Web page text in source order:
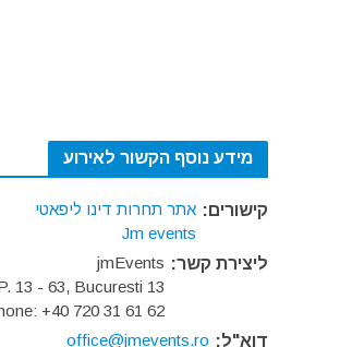
מידע נוסף הקשור לאירוע
קישורים: אתר תחרות דינו ליפאטי
Jm events
ליצירת קשר: jmEvents
13 - 63, Bucuresti 13
+40 720 31 61 62
דוא"ל: office@jmevents.ro